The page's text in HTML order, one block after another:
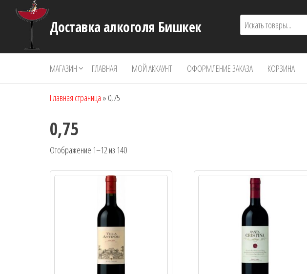
Перейти
Доставка алкоголя Бишкек
МАГАЗИН ГЛАВНАЯ МОЙ АККАУНТ ОФОРМЛЕНИЕ ЗАКАЗА КОРЗИНА
Главная страница » 0,75
0,75
Отображение 1–12 из 140